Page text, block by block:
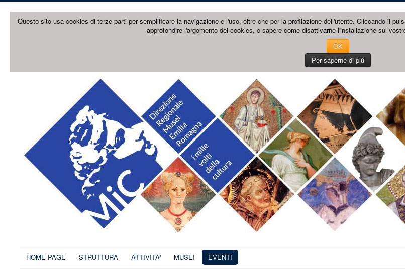
Questo sito usa cookies di terze parti per semplificare la navigazione e l'uso, oltre che per la profilazione dell'utente. Cliccando il
approfondire l'argomento dei cookies, o sapere come disattivarne l'installazione sul
OK
Per saperne di più
HOME PAGE STRUTTURA ATTIVITA' MUSEI EVENTI